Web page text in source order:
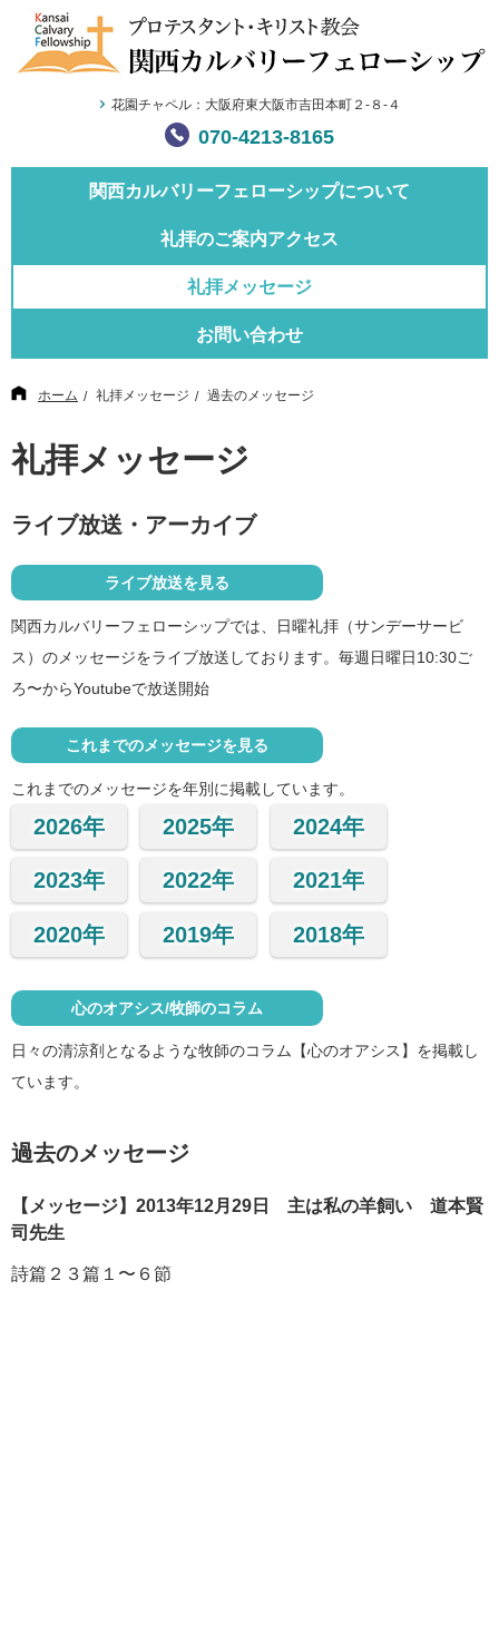
花園チャペル：大阪府東大阪市吉田本町２-８-４
070-4213-8165
関西カルバリーフェローシップについて
礼拝のご案内アクセス
礼拝メッセージ
お問い合わせ
ホーム 礼拝メッセージ 過去のメッセージ
礼拝メッセージ
ライブ放送・アーカイブ
ライブ放送を見る
関西カルバリーフェローシップでは、日曜礼拝（サンデーサービ
ス）のメッセージをライブ放送しております。毎週日曜日10:30ご
ろ〜からYoutubeで放送開始
これまでのメッセージを見る
これまでのメッセージを年別に掲載しています。
2026年 2025年 2024年
2023年 2022年 2021年
2020年 2019年 2018年
心のオアシス/牧師のコラム
日々の清涼剤となるような牧師のコラム【心のオアシス】を掲載し
ています。
過去のメッセージ
【メッセージ】2013年12月29日 主は私の羊飼い 道本賢
司先生
詩篇２３篇１〜６節